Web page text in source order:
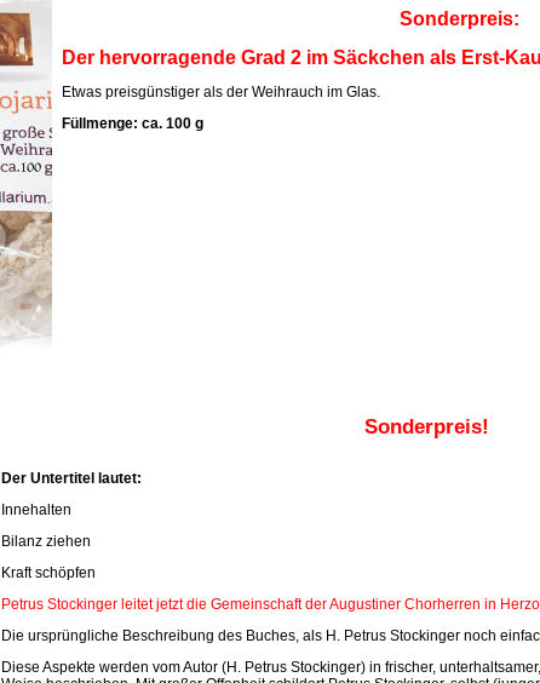
Sonderpreis:
Der hervorragende Grad 2 im Säckchen als Erst-
Etwas preisgünstiger als der Weihrauch im Glas.
Füllmenge: ca. 100 g
Sonderpreis!
Der Untertitel lautet:
Innehalten
Bilanz ziehen
Kraft schöpfen
Petrus Stockinger leitet jetzt die Gemeinschaft der Augustiner Chorherren in
Die ursprüngliche Beschreibung des Buches, als H. Petrus Stockinger noch
Diese Aspekte werden vom Autor (H. Petrus Stockinger) in frischer,